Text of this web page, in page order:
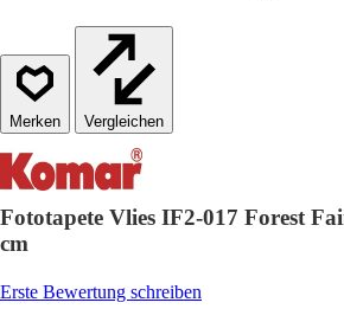
Vergleichen
Fototapete Vlies IF2-017 Forest
cm
Erste Bewertung schreiben